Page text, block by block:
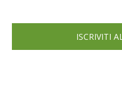
ISCRIVITI